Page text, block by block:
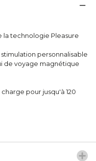
technologie Pleasure
personnalisable
de voyage magnétique
pour jusqu'à 120